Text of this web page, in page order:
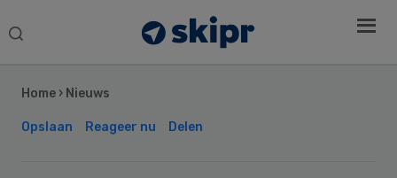
Search
Home › Nieuws
Opslaan Reageer nu Delen
Sidebar